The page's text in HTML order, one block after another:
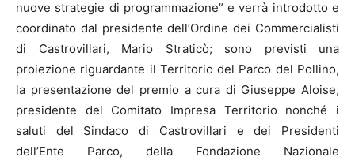
nuove strategie di programmazione” e verrà introdotto e
coordinato dal presidente dell’Ordine dei Commercialisti
di Castrovillari, Mario Straticò; sono previsti una
proiezione riguardante il Territorio del Parco del Pollino,
la presentazione del premio a cura di Giuseppe Aloise,
presidente del Comitato Impresa Territorio nonché i
saluti del Sindaco di Castrovillari e dei Presidenti
dell’Ente Parco, della Fondazione Nazionale